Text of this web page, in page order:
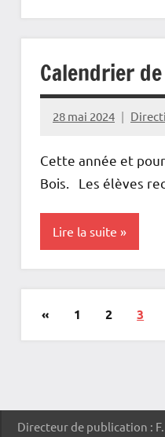
Calendrier
28 mai 2024
Cette année et
Bois. ​ ​ Les élèves
Lire la suite
Pagination
des
«Publications
1 2 3
Directeur de publication : F.